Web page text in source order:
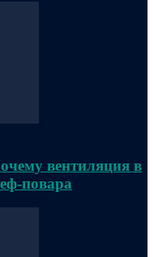
вентиляция в
повара